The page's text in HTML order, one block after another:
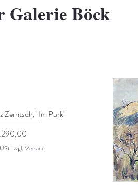
Galerie Böck
Zerritsch, "Im Park"
|zzgl. Versand